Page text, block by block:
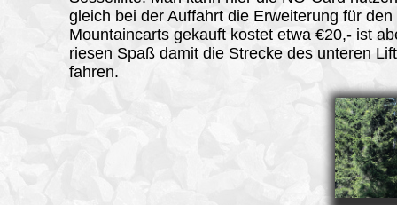
gleich bei der Auffahrt die Erweiterung für den
Mountaincarts gekauft kostet etwa €20,- ist
riesen Spaß damit die Strecke des unteren
fahren.